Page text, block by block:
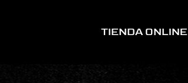
TIENDA ONLINE